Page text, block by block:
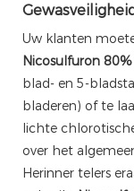
Uw klanten
Nicosulfuron
blad- en 5-
bladeren) of te
lichte
over het
Herinner telers